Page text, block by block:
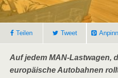
Teilen Tweet
Auf jedem MAN-Lastwagen,
europäische Autobahnen